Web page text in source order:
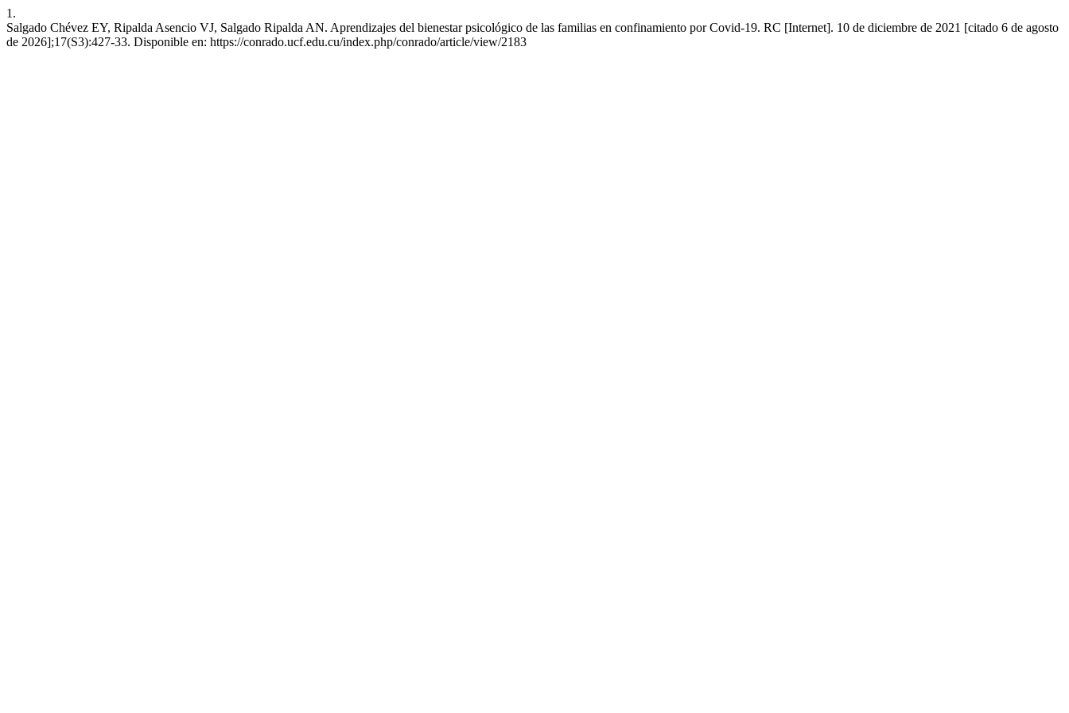
1.
Salgado Chévez EY, Ripalda Asencio VJ, Salgado Ripalda AN. Aprendizajes del bienestar psicológico de las familias en confinamiento por Covid-19. RC [Internet]. 10 de diciembre de 2021 [citado 6 de agosto
de 2026];17(S3):427-33. Disponible en: https://conrado.ucf.edu.cu/index.php/conrado/article/view/2183